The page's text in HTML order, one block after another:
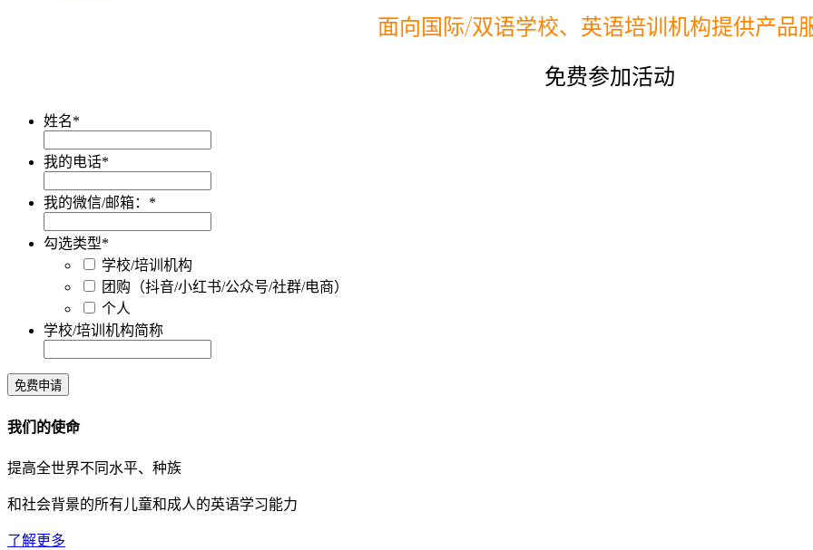
面向国际/双语学校、英语培训机构提供产品
免费参加活动
姓名*
我的电话*
我的微信/邮箱： *
勾选类型*
学校/培训机构
团购（抖音/小红书/公众号/社群/电商）
个人
学校/培训机构简称
免费申请
我们的使命
提高全世界不同水平、种族
和社会背景的所有儿童和成人的英语学习能力
了解更多